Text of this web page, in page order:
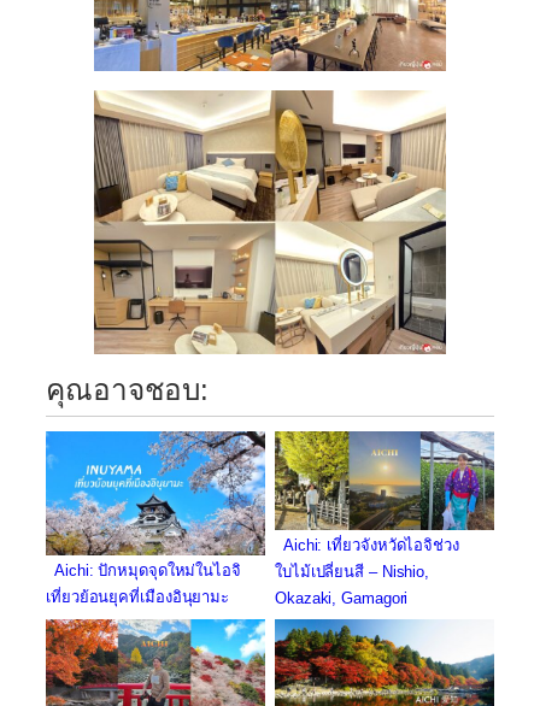
คุณอาจชอบ:
Aichi: ปักหมุดจุดใหม่ในไอจิ
เที่ยวย้อนยุคที่เมืองอินุยามะ
Aichi: เที่ยวจังหวัดไอจิช่วง
ใบไม้เปลี่ยนสี – Nishio,
Okazaki, Gamagori